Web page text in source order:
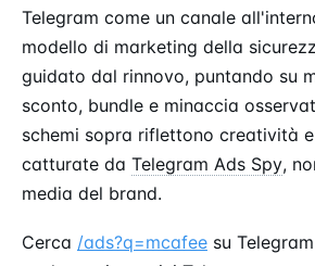
Telegram come un canale
modello di marketing della
guidato dal rinnovo, puntando su
sconto, bundle e minaccia
schemi sopra riflettono creatività
catturate da Telegram Ads Spy,
media del brand.
Cerca /ads?q=mcafee su